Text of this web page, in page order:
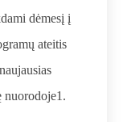
dėmesį į
ateitis
nuorodoje1 .